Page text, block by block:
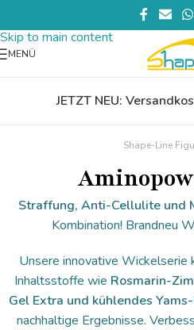
Skip to main content
MENÜ
JETZT NEU:
Shape-Line
Straffung, Anti-Cellulite und
Kombination! Brandneu
Unsere innovative
Inhaltsstoffe wie Rosmarin-
Gel Extra und kühlendes
nachhaltige Ergebnisse.